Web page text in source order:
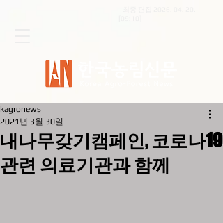
내나무갖기캠페인, 코로나19
관련 의료기관과 함께
kagronews
2021년 3월 30일